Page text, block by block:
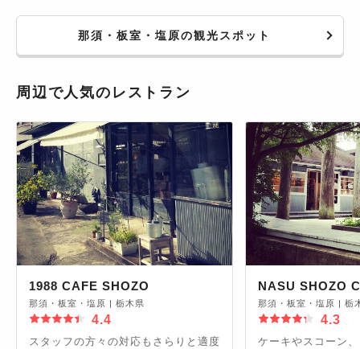
那須・板室・塩原の観光スポット
周辺で人気のレストラン
1988 CAFE SHOZO
那須・板室・塩原 栃木県
4.4
スタッフの方々の対応もさらりと適度
NASU SHOZO
那須・板室・塩原 栃
4.3
ケーキやスコーン